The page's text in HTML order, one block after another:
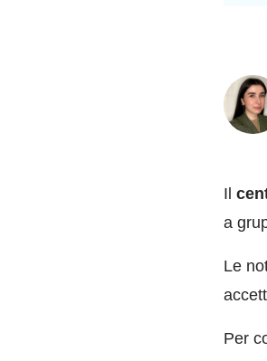
Il
a
Le
Per